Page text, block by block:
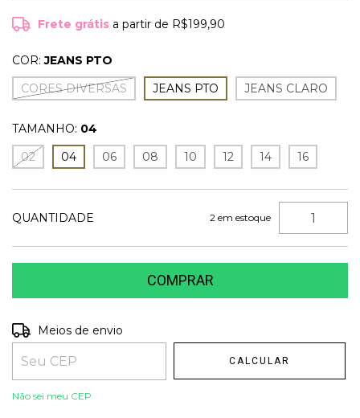
Frete grátis a partir de R$199,90
COR: JEANS PTO
CORES DIVERSAS
JEANS PTO JEANS CLARO
TAMANHO: 04
02
04 06 08 10 12 14 16
QUANTIDADE 2 em estoque
Entregas para o CEP:
Meios de envio
CALCULAR
Não sei meu CEP